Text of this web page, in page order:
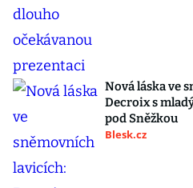
Nová láska ve
Decroix s
pod Sněžkou
Blesk.cz